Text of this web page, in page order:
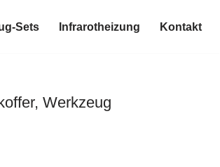
Sets Infrarotheizung Kontakt
Werkzeug